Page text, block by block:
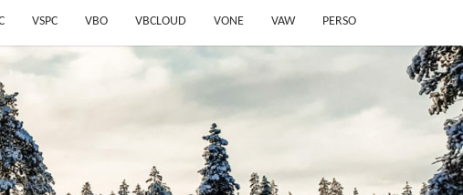
VSPC VBO VBCLOUD VONE VAW PERSO